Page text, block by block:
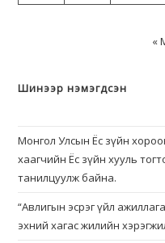
«
Шинээр нэмэгдсэн
Монгол Улсын Ёс зүйн
хаагчийн Ёс зүйн хууль
танилцуулж байна.
“Авлигын эсрэг үйл
эхний хагас жилийн